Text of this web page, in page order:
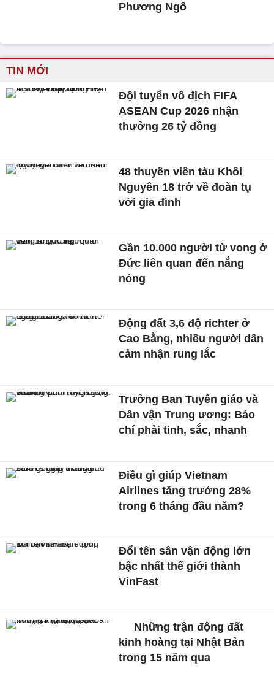
Phương Ngô
TIN MỚI
Đội tuyển vô địch FIFA
ASEAN Cup 2026 nhận
thưởng 26 tỷ đồng
48 thuyền viên tàu Khôi
Nguyên 18 trở về đoàn tụ
với gia đình
Gần 10.000 người tử vong ở
Đức liên quan đến nắng
nóng
Động đất 3,6 độ richter ở
Cao Bằng, nhiều người dân
cảm nhận rung lắc
Trưởng Ban Tuyên giáo và
Dân vận Trung ương: Báo
chí phải tinh, sắc, nhanh
Điều gì giúp Vietnam
Airlines tăng trưởng 28%
trong 6 tháng đầu năm?
Đổi tên sân vận động lớn
bậc nhất thế giới thành
VinFast
Những trận động đất
kinh hoàng tại Nhật Bản
trong 15 năm qua